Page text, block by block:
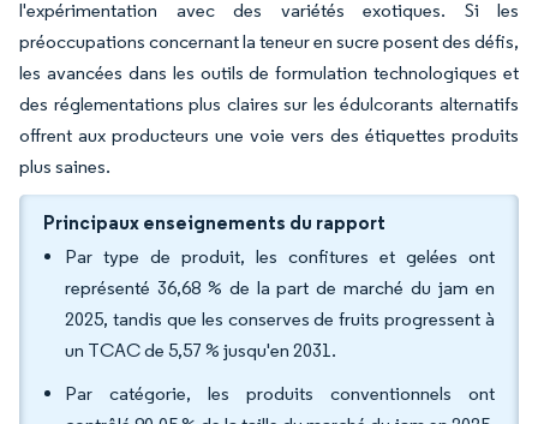
l'expérimentation avec des variétés exotiques. Si les
préoccupations concernant la teneur en sucre posent des défis,
les avancées dans les outils de formulation technologiques et
des réglementations plus claires sur les édulcorants alternatifs
offrent aux producteurs une voie vers des étiquettes produits
plus saines.
Principaux enseignements du rapport
Par type de produit, les confitures et gelées ont
représenté 36,68 % de la part de marché du jam en
2025, tandis que les conserves de fruits progressent à
un TCAC de 5,57 % jusqu'en 2031.
Par catégorie, les produits conventionnels ont